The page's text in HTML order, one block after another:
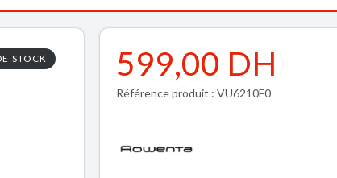
STOCK 599,00 DH
Référence produit : VU6210F0